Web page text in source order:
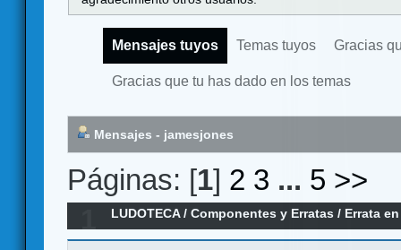
Mensajes tuyos Temas tuyos Gracias
Gracias que tu has dado en los temas
Mensajes - jamesjones
Páginas: [1] 2 3 ... 5 >>
LUDOTECA/Componentes y Erratas / Errata
Delirium